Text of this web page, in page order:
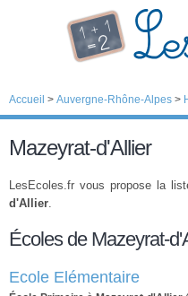
Accueil > Auvergne-Rhône-Alpes >
Mazeyrat-d'Allier
LesEcoles.fr vous propose la
d'Allier.
Écoles de Mazeyrat-
Ecole Elémentaire